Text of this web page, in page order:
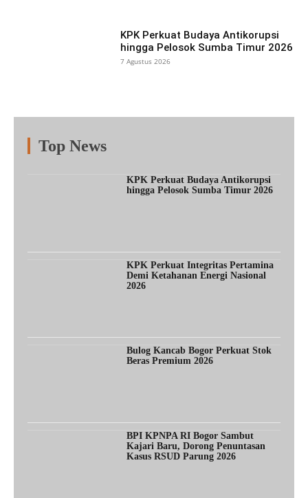
KPK Perkuat Budaya Antikorupsi
hingga Pelosok Sumba Timur 2026
7 Agustus 2026
Top News
KPK Perkuat Budaya Antikorupsi
hingga Pelosok Sumba Timur 2026
KPK Perkuat Integritas Pertamina
Demi Ketahanan Energi Nasional
2026
Bulog Kancab Bogor Perkuat Stok
Beras Premium 2026
BPI KPNPA RI Bogor Sambut
Kajari Baru, Dorong Penuntasan
Kasus RSUD Parung 2026